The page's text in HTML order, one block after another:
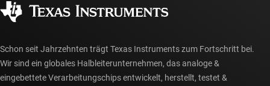
myTI-Konto FAQs
Schon seit Jahrzehnten trägt Texas Instruments zum Fortschritt bei.
Wir sind ein globales Halbleiterunternehmen, das analoge &
eingebettete Verarbeitungschips entwickelt, herstellt, testet &